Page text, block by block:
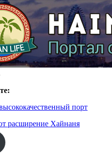
порт
расширение Хайнаня